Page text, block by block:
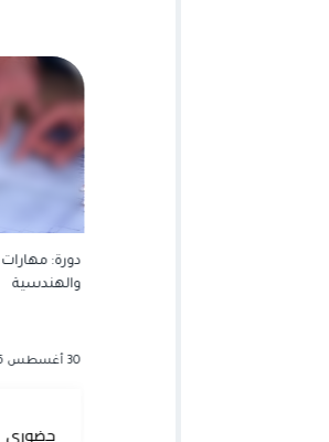
دورة: مهارات
والهندسية
30 أغسطس 2026
حضوري